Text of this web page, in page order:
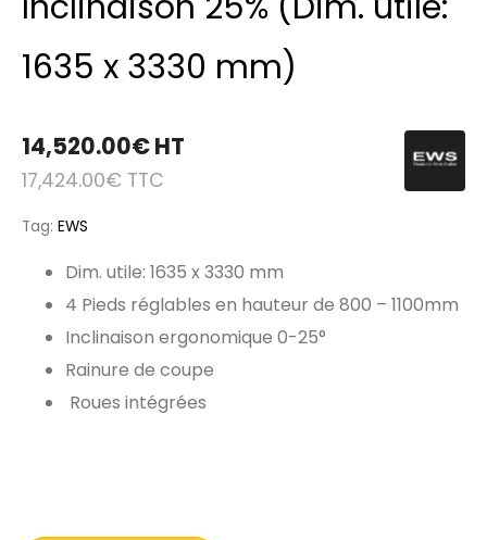
1635 x 3330 mm)
14,520.00€HT
17,424.00€ TTC
Tag: EWS
Dim. utile: 1635 x 3330 mm
4 Pieds réglables en hauteur de 800 – 1100mm
Inclinaison ergonomique 0-25°
Rainure de coupe
Roues intégrées